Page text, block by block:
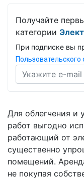
Получайте
категории
При подписке вы
Для облегчения и
работ выгодно
работающий от
существенно
помещений.
не покупая